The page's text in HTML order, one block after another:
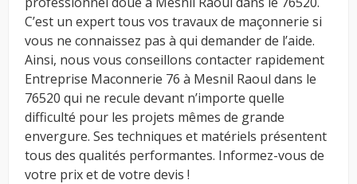
C’est un expert tous vos travaux de maçonnerie si
vous ne connaissez pas à qui demander de l’aide.
Ainsi, nous vous conseillons contacter rapidement
Entreprise Maconnerie 76 à Mesnil Raoul dans le
76520 qui ne recule devant n’importe quelle
difficulté pour les projets mêmes de grande
envergure. Ses techniques et matériels présentent
tous des qualités performantes. Informez-vous de
votre prix et de votre devis !